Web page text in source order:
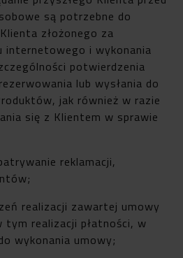
są potrzebne do
złożonego za
internetowego i wykonania
potwierdzenia
lub wysłania do
jak również w razie
się z Klientem w sprawie
reklamacji,
realizacji zawartej umowy
realizacji płatności, w
wykonania umowy;